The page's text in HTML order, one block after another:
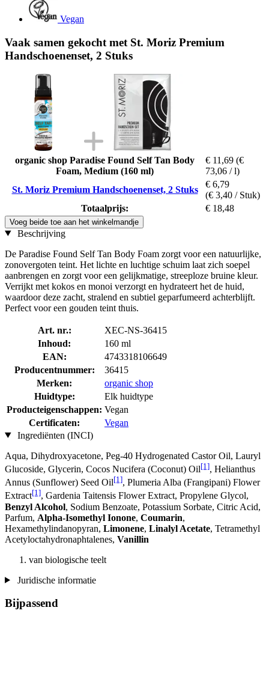
Vegan
Vaak samen gekocht met St. Moriz Premium
Handschoenenset, 2 Stuks
organic shop Paradise Found Self Tan Body
Foam, Medium (160 ml)
€ 11,69 (€
73,06 / l)
St. Moriz Premium Handschoenenset, 2 Stuks
€ 6,79
(€ 3,40 / Stuk)
Totaalprijs:
€ 18,48
Voeg beide toe aan het winkelmandje
Beschrijving
De Paradise Found Self Tan Body Foam zorgt voor een natuurlijke,
zonovergoten teint. Het lichte en luchtige schuim laat zich soepel
aanbrengen en zorgt voor een gelijkmatige, streeploze bruine kleur.
Verrijkt met kokos en monoi verzorgt en hydrateert het de huid,
waardoor deze zacht, stralend en subtiel geparfumeerd achterblijft.
Perfect voor een gouden teint thuis.
Art. nr.:
XEC-NS-36415
Inhoud:
160 ml
EAN:
4743318106649
Producentnummer:
36415
Merken:
organic shop
Huidtype:
Elk huidtype
Producteigenschappen: Vegan
Certificaten:
Vegan
Ingrediënten (INCI)
Aqua, Dihydroxyacetone, Peg-40 Hydrogenated Castor Oil, Lauryl
Glucoside, Glycerin, Cocos Nucifera (Coconut) Oil[1], Helianthus
Annus (Sunflower) Seed Oil[1], Plumeria Alba (Frangipani) Flower
Extract[1], Gardenia Taitensis Flower Extract, Propylene Glycol,
Benzyl Alcohol, Sodium Benzoate, Potassium Sorbate, Citric Acid,
Parfum, Alpha-Isomethyl Ionone, Coumarin,
Hexamethylindanopyran, Limonene, Linalyl Acetate, Tetramethyl
Acetyloctahydronaphtalenes, Vanillin
van biologische teelt
Juridische informatie
Bijpassend